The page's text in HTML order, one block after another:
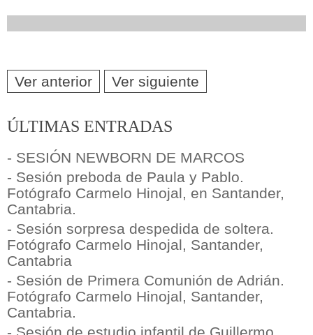
Ver anterior Ver siguiente
ÚLTIMAS ENTRADAS
- SESIÓN NEWBORN DE MARCOS
- Sesión preboda de Paula y Pablo.
Fotógrafo Carmelo Hinojal, en Santander,
Cantabria.
- Sesión sorpresa despedida de soltera.
Fotógrafo Carmelo Hinojal, Santander,
Cantabria
- Sesión de Primera Comunión de Adrián.
Fotógrafo Carmelo Hinojal, Santander,
Cantabria.